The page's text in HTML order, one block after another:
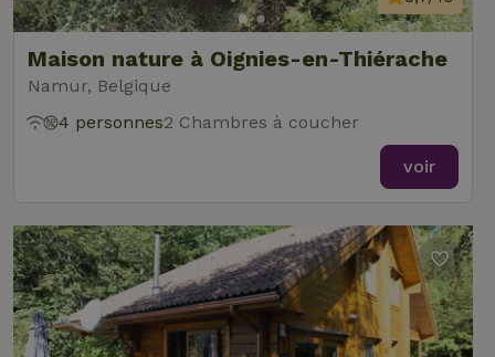
Maison nature à Oignies-en-Thiérache
Namur, Belgique
4 personnes2 Chambres à coucher
voir